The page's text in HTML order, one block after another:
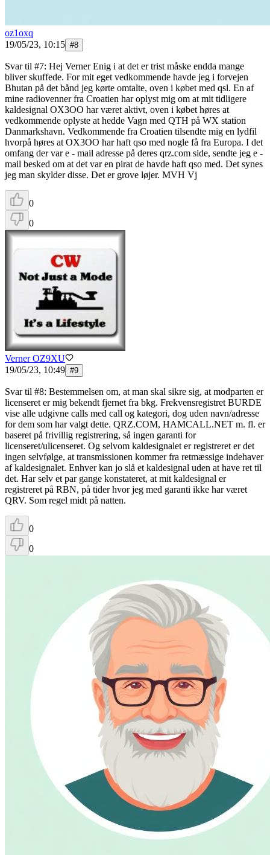
oz1oxq
19/05/23, 10:15 #8
Svar til #7: Hej Verner Enig i at det er trist måske endda mange
bliver skuffede. For mit eget vedkommende havde jeg i forvejen
Bhutan på det bånd jeg kørte omtalte, oven i købet med qsl. En af
mine radiovenner fra Croatien har oplyst mig om at mit tidligere
kaldesignal OX3OO har været aktivt, oven i købet høres at
vedkommende oplyste at hedde Vagn med QTH på WX station
Danmarkshavn. Vedkommende fra Croatien tilsendte mig en lydfil
hvorpå høres at OX3OO har haft qso med nogle få fra Europa. I det
omfang der var e - mail adresse på deres qrz.com side, sendte jeg e -
mail besked om at det var en pirat de havde haft qso med. Det synes
jeg man skylder disse. Det er grove løjer. MVH Vj
0
0
Verner OZ9XU
19/05/23, 10:49 #9
Svar til #8: Bestemmelsen om, at man skal sikre sig, at modparten er
licenseret er mig bekendt fjernet fra bkg. Frekvensregistret BURDE
vise alle udgivne calls med call og kategori, dog uden navn/adresse
for dem som har valgt dette. QRZ.COM, HAMCALL.NET m. fl. er
baseret på frivillig registrering, så ingen garanti for
licenseret/ulicenseret. Og selvom kaldesignalet er registreret er det
ingen selvfølge, at transmissionen kommer fra retmæssige indehaver
af kaldesignalet. Enhver kan jo slå et kaldesignal uden at have ret til
det. Har selv et par gange konstateret, at mit kaldesignal er
registreret på RBN, på tider hvor jeg med garanti ikke har været
QRV. Som regel midt på natten.
0
0